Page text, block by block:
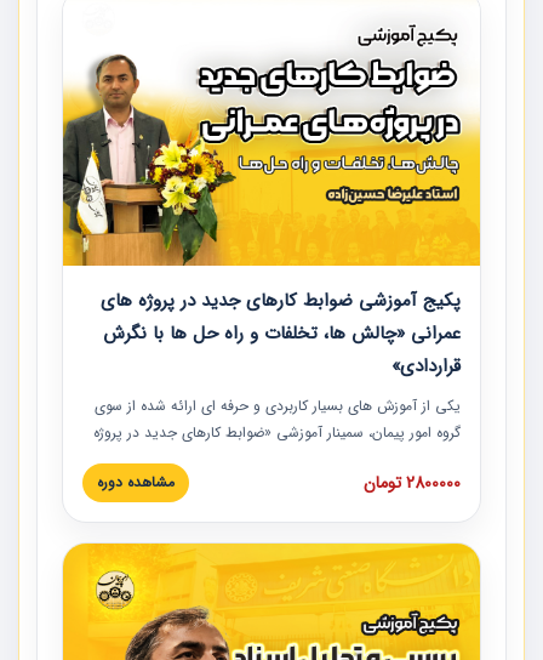
پکیج آموزشی ضوابط کارهای جدید در پروژه های
عمرانی «چالش ها، تخلفات و راه حل ها با نگرش
قراردادی»
یکی از آموزش‏‏‏‏‏‏ های بسیار کاربردی و حرفه‏ ای ارائه شده از سوی
گروه امور پیمان، سمینار آموزشی «ضوابط کارهای جدید در پروژه
های عمرانی» چالش ها، تخلفات و راه حل ها با نگرش قراردادی
است که در محل سندیکای شرکت های ساختمانی کشور ارائه شد.
مدارک پیمان به همراه تجربیات عملی ارائه شده است.
2800000 تومان مشاهده دوره